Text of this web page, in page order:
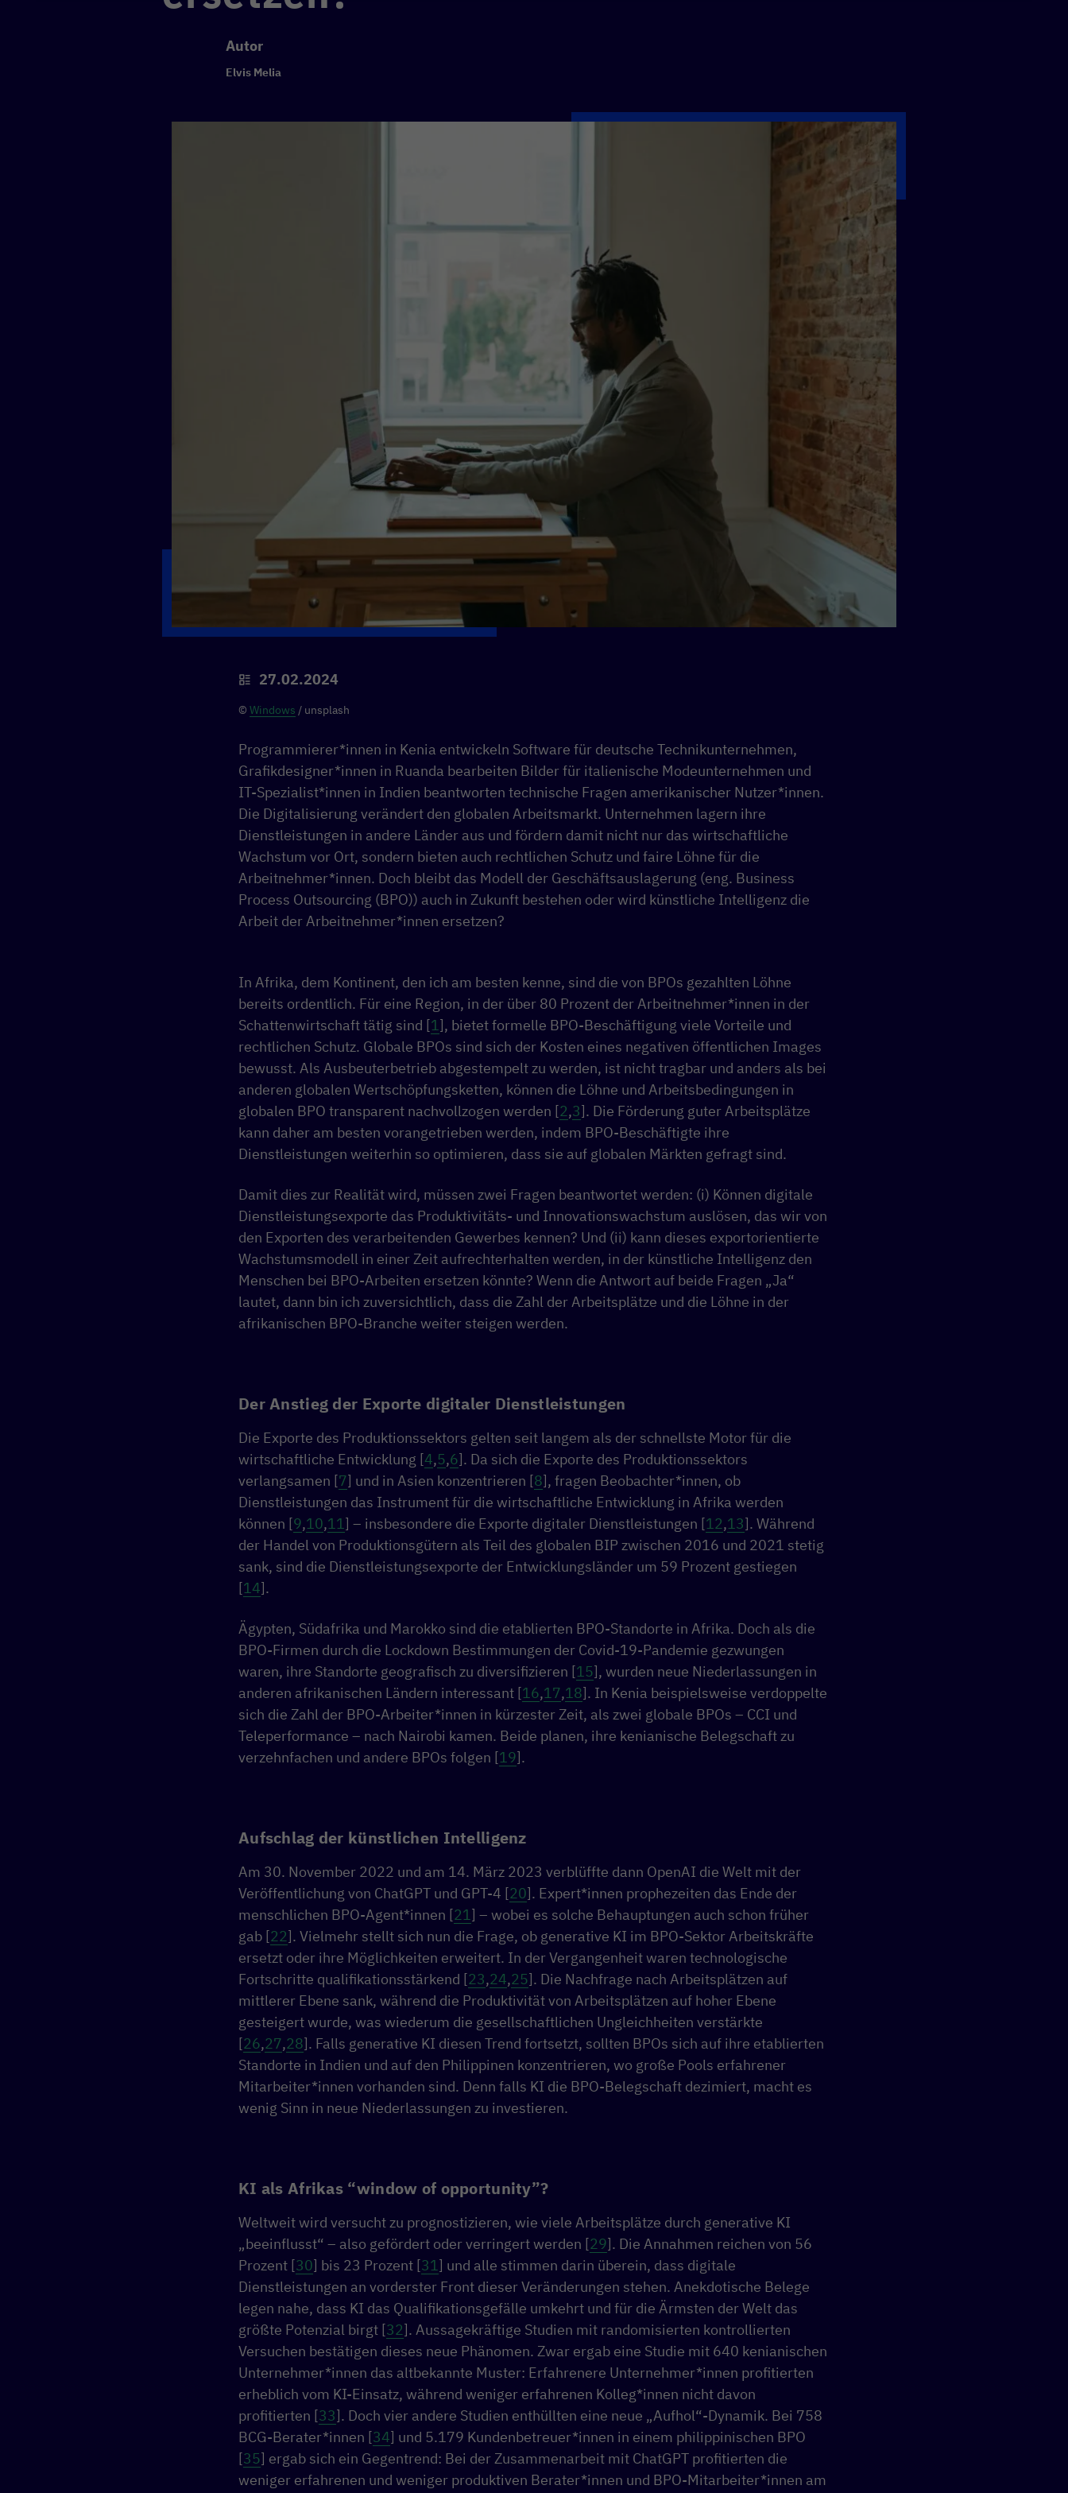
Autor
Elvis Melia
27.02.2024
© Windows / unsplash
Programmierer*innen in Kenia entwickeln Software für deutsche Technikunternehmen,
Grafikdesigner*innen in Ruanda bearbeiten Bilder für italienische Modeunternehmen und
IT-Spezialist*innen in Indien beantworten technische Fragen amerikanischer Nutzer*innen.
Die Digitalisierung verändert den globalen Arbeitsmarkt. Unternehmen lagern ihre
Dienstleistungen in andere Länder aus und fördern damit nicht nur das wirtschaftliche
Wachstum vor Ort, sondern bieten auch rechtlichen Schutz und faire Löhne für die
Arbeitnehmer*innen. Doch bleibt das Modell der Geschäftsauslagerung (eng. Business
Process Outsourcing (BPO)) auch in Zukunft bestehen oder wird künstliche Intelligenz die
Arbeit der Arbeitnehmer*innen ersetzen?
In Afrika, dem Kontinent, den ich am besten kenne, sind die von BPOs gezahlten Löhne
bereits ordentlich. Für eine Region, in der über 80 Prozent der Arbeitnehmer*innen in der
Schattenwirtschaft tätig sind [1], bietet formelle BPO-Beschäftigung viele Vorteile und
rechtlichen Schutz. Globale BPOs sind sich der Kosten eines negativen öffentlichen Images
bewusst. Als Ausbeuterbetrieb abgestempelt zu werden, ist nicht tragbar und anders als bei
anderen globalen Wertschöpfungsketten, können die Löhne und Arbeitsbedingungen in
globalen BPO transparent nachvollzogen werden [2,3]. Die Förderung guter Arbeitsplätze
kann daher am besten vorangetrieben werden, indem BPO-Beschäftigte ihre
Dienstleistungen weiterhin so optimieren, dass sie auf globalen Märkten gefragt sind.
Damit dies zur Realität wird, müssen zwei Fragen beantwortet werden: (i) Können digitale
Dienstleistungsexporte das Produktivitäts- und Innovationswachstum auslösen, das wir von
den Exporten des verarbeitenden Gewerbes kennen? Und (ii) kann dieses exportorientierte
Wachstumsmodell in einer Zeit aufrechterhalten werden, in der künstliche Intelligenz den
Menschen bei BPO-Arbeiten ersetzen könnte? Wenn die Antwort auf beide Fragen „Ja“
lautet, dann bin ich zuversichtlich, dass die Zahl der Arbeitsplätze und die Löhne in der
afrikanischen BPO-Branche weiter steigen werden.
Der Anstieg der Exporte digitaler Dienstleistungen
Die Exporte des Produktionssektors gelten seit langem als der schnellste Motor für die
wirtschaftliche Entwicklung [4,5,6]. Da sich die Exporte des Produktionssektors
verlangsamen [7] und in Asien konzentrieren [8], fragen Beobachter*innen, ob
Dienstleistungen das Instrument für die wirtschaftliche Entwicklung in Afrika werden
können [9,10,11] – insbesondere die Exporte digitaler Dienstleistungen [12,13]. Während
der Handel von Produktionsgütern als Teil des globalen BIP zwischen 2016 und 2021 stetig
sank, sind die Dienstleistungsexporte der Entwicklungsländer um 59 Prozent gestiegen
[14].
Ägypten, Südafrika und Marokko sind die etablierten BPO-Standorte in Afrika. Doch als die
BPO-Firmen durch die Lockdown Bestimmungen der Covid-19-Pandemie gezwungen
waren, ihre Standorte geografisch zu diversifizieren [15], wurden neue Niederlassungen in
anderen afrikanischen Ländern interessant [16,17,18]. In Kenia beispielsweise verdoppelte
sich die Zahl der BPO-Arbeiter*innen in kürzester Zeit, als zwei globale BPOs – CCI und
Teleperformance – nach Nairobi kamen. Beide planen, ihre kenianische Belegschaft zu
verzehnfachen und andere BPOs folgen [19].
Aufschlag der künstlichen Intelligenz
Am 30. November 2022 und am 14. März 2023 verblüffte dann OpenAI die Welt mit der
Veröffentlichung von ChatGPT und GPT-4 [20]. Expert*innen prophezeiten das Ende der
menschlichen BPO-Agent*innen [21] – wobei es solche Behauptungen auch schon früher
gab [22]. Vielmehr stellt sich nun die Frage, ob generative KI im BPO-Sektor Arbeitskräfte
ersetzt oder ihre Möglichkeiten erweitert. In der Vergangenheit waren technologische
Fortschritte qualifikationsstärkend [23,24,25]. Die Nachfrage nach Arbeitsplätzen auf
mittlerer Ebene sank, während die Produktivität von Arbeitsplätzen auf hoher Ebene
gesteigert wurde, was wiederum die gesellschaftlichen Ungleichheiten verstärkte
[26,27,28]. Falls generative KI diesen Trend fortsetzt, sollten BPOs sich auf ihre etablierten
Standorte in Indien und auf den Philippinen konzentrieren, wo große Pools erfahrener
Mitarbeiter*innen vorhanden sind. Denn falls KI die BPO-Belegschaft dezimiert, macht es
wenig Sinn in neue Niederlassungen zu investieren.
KI als Afrikas “window of opportunity”?
Weltweit wird versucht zu prognostizieren, wie viele Arbeitsplätze durch generative KI
„beeinflusst“ – also gefördert oder verringert werden [29]. Die Annahmen reichen von 56
Prozent [30] bis 23 Prozent [31] und alle stimmen darin überein, dass digitale
Dienstleistungen an vorderster Front dieser Veränderungen stehen. Anekdotische Belege
legen nahe, dass KI das Qualifikationsgefälle umkehrt und für die Ärmsten der Welt das
größte Potenzial birgt [32]. Aussagekräftige Studien mit randomisierten kontrollierten
Versuchen bestätigen dieses neue Phänomen. Zwar ergab eine Studie mit 640 kenianischen
Unternehmer*innen das altbekannte Muster: Erfahrenere Unternehmer*innen profitierten
erheblich vom KI-Einsatz, während weniger erfahrenen Kolleg*innen nicht davon
profitierten [33]. Doch vier andere Studien enthüllten eine neue „Aufhol“-Dynamik. Bei 758
BCG-Berater*innen [34] und 5.179 Kundenbetreuer*innen in einem philippinischen BPO
[35] ergab sich ein Gegentrend: Bei der Zusammenarbeit mit ChatGPT profitierten die
weniger erfahrenen und weniger produktiven Berater*innen und BPO-Mitarbeiter*innen am